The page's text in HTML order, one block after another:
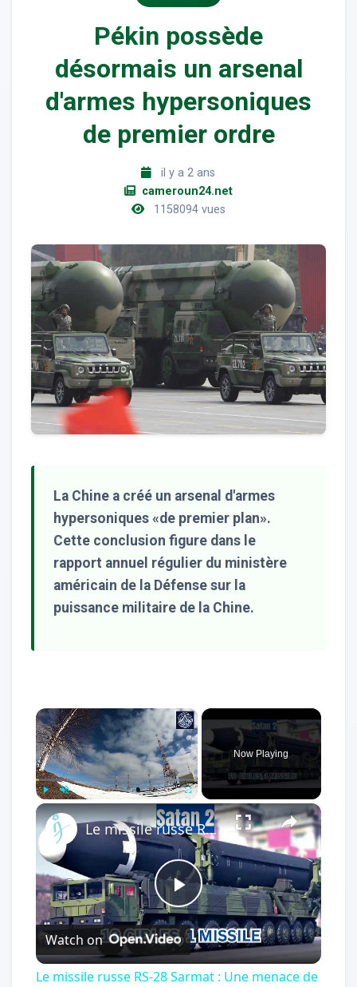
Pékin possède
désormais un arsenal
d'armes hypersoniques
de premier ordre
il y a 2 ans
cameroun24.net
1158094 vues
La Chine a créé un arsenal d'armes
hypersoniques «de premier plan».
Cette conclusion figure dans le
rapport annuel régulier du ministère
américain de la Défense sur la
puissance militaire de la Chine.
×
Play Unmute Fullscreen
Now Playing
×
Play
Video
Le missile russe RS-28 Sarmat : Une menace de 12 minutes pour la stabilité occidentale
Watch on
Le missile russe RS-28 Sarmat : Une menace de